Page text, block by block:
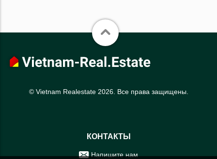
© Vietnam Realestate 2026. Все права защищены.
КОНТАКТЫ
Напишите нам